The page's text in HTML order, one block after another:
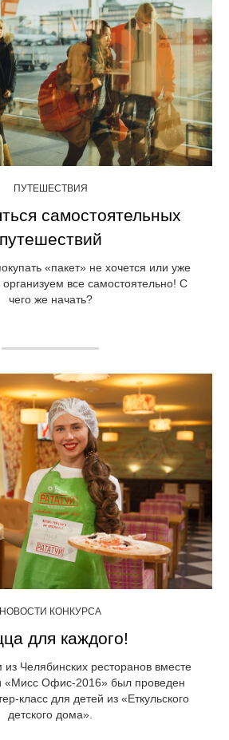
ПУТЕШЕСТВИЯ
самостоятельных
путешествий
«пакет» не хочется или уже
организуем все самостоятельно! С
чего же начать?
НОВОСТИ КОНКУРСА
для каждого!
из Челябинских ресторанов вместе
«Мисс Офис-2016» был проведен
класс для детей из «Еткульского
детского дома».